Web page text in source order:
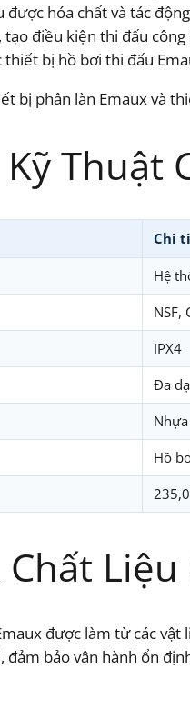
được hóa chất và tác
tạo điều kiện thi đấu
thiết bị hồ bơi thi đấu
bị phân làn Emaux và
Thuật
Chi
Hệ
NSF,
IPX4
Đa
Hồ
Liệu
được làm từ các
đảm bảo vận hành ổn